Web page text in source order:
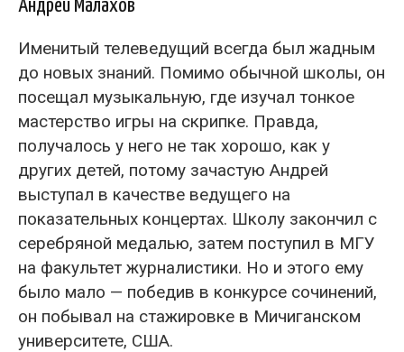
Андрей Малахов
Именитый телеведущий всегда был жадным
до новых знаний. Помимо обычной школы, он
посещал музыкальную, где изучал тонкое
мастерство игры на скрипке. Правда,
получалось у него не так хорошо, как у
других детей, потому зачастую Андрей
выступал в качестве ведущего на
показательных концертах. Школу закончил с
серебряной медалью, затем поступил в МГУ
на факультет журналистики. Но и этого ему
было мало — победив в конкурсе сочинений,
он побывал на стажировке в Мичиганском
университете, США.